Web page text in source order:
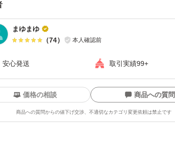
まゆまゆ
（74） 本人確認前
安心発送 取引実績99+
価格の相談 商品への質問
商品への質問からの値下げ交渉、不適切なカテゴリ変更依頼は禁止です